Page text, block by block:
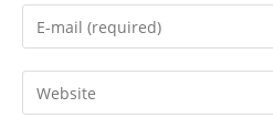
name
comment
Enter
your
email
address
Enter
your